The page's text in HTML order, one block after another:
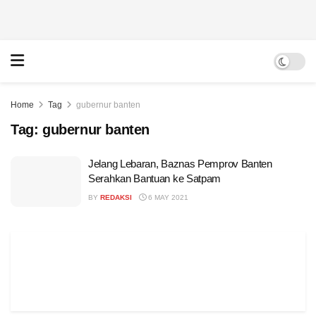
Home Tag gubernur banten
Tag: gubernur banten
Jelang Lebaran, Baznas Pemprov Banten
Serahkan Bantuan ke Satpam
BY REDAKSI 6 MAY 2021